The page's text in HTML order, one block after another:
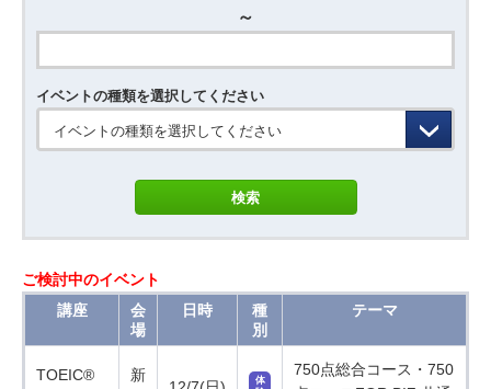
～
イベントの種類を選択してください
イベントの種類を選択してください
ご検討中のイベント
講座
会
場
日時
種
別
テーマ
TOEIC®
新
体
750点総合コース・750